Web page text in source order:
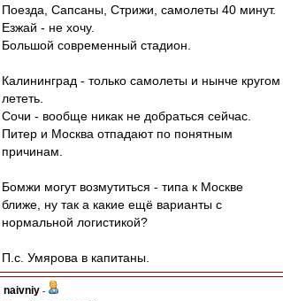
Поезда, Сапсаны, Стрижи, самолеты 40 минут.
Езжай - не хочу.
Большой современный стадион.
Калининград - только самолеты и нынче кругом
лететь.
Сочи - вообще никак не добраться сейчас.
Питер и Москва отпадают по понятным
причинам.
Бомжи могут возмутиться - типа к Москве
ближе, ну так а какие ещё варианты с
нормальной логистикой?
П.с. Умярова в капитаны.
naivniy -